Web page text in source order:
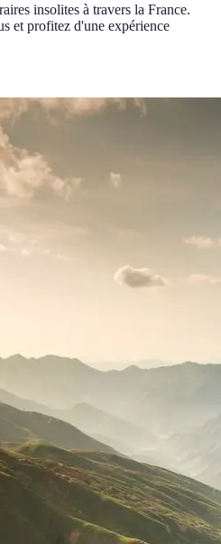
insolites à travers la France.
et profitez d'une expérience